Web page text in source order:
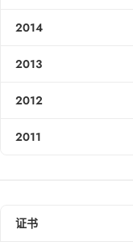
2014
2013
2012
2011
证书